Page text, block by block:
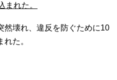
まれた。
然壊れ、違反を防ぐために10
た。